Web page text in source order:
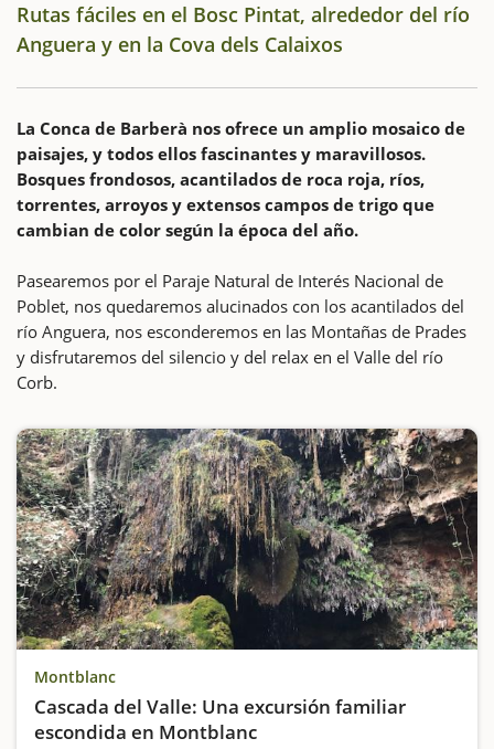
Rutas fáciles en el Bosc Pintat, alrededor del río
Anguera y en la Cova dels Calaixos
La Conca de Barberà nos ofrece un amplio mosaico de
paisajes, y todos ellos fascinantes y maravillosos.
Bosques frondosos, acantilados de roca roja, ríos,
torrentes, arroyos y extensos campos de trigo que
cambian de color según la época del año.
Pasearemos por el Paraje Natural de Interés Nacional de
Poblet, nos quedaremos alucinados con los acantilados del
río Anguera, nos esconderemos en las Montañas de Prades
y disfrutaremos del silencio y del relax en el Valle del río
Corb.
Montblanc
Cascada del Valle: Una excursión familiar
escondida en Montblanc